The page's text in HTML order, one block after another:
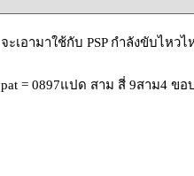
จะเอามาใช้กับ PSP กำลังขับไหว
pat = 0897แปด สาม สี่ 9สาม4 ข